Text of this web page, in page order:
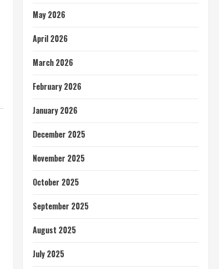
May 2026
April 2026
March 2026
February 2026
January 2026
December 2025
November 2025
October 2025
September 2025
August 2025
July 2025